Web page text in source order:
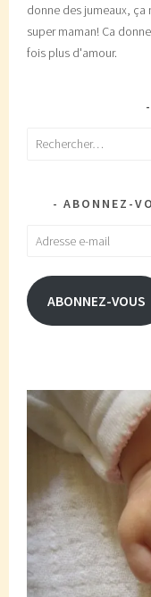
donne des jumeaux,
super maman! Ca
fois plus d'amour.
Rechercher :
ABONNEZ-
Adresse
mail
ABONNEZ-VOUS